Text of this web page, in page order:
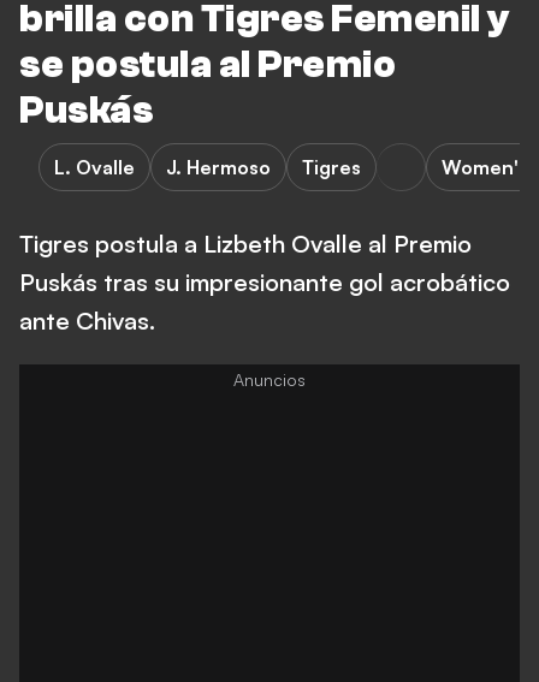
brilla con Tigres Femenil y
se postula al Premio
Puskás
L. Ovalle J. Hermoso Tigres Women's
Tigres postula a Lizbeth Ovalle al Premio
Puskás tras su impresionante gol acrobático
ante Chivas.